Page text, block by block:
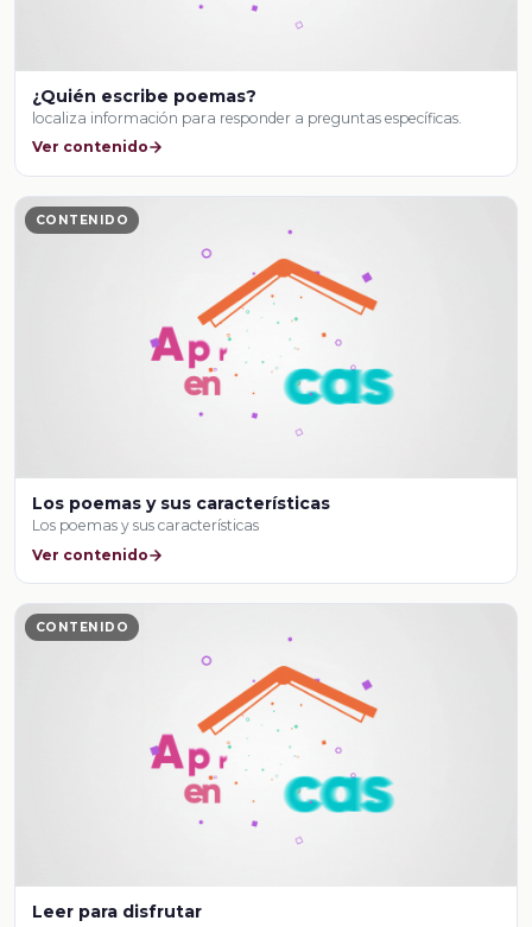
¿Quién escribe poemas?
localiza información para responder a preguntas específicas.
Ver contenido
CONTENIDO
Los poemas y sus características
Los poemas y sus características
Ver contenido
CONTENIDO
Leer para disfrutar